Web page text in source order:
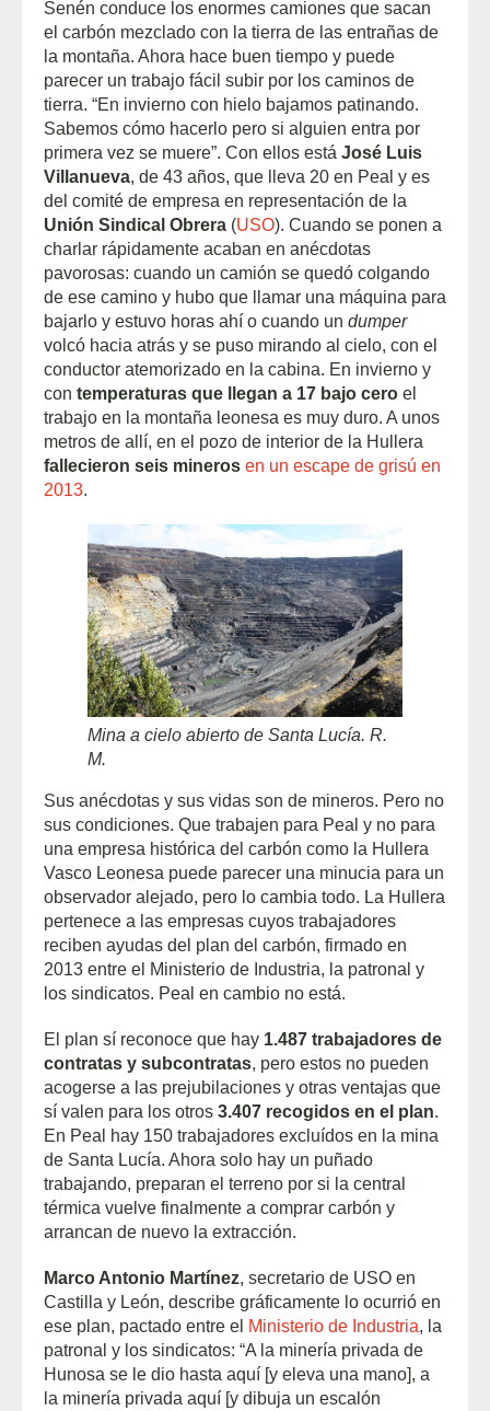
Senén conduce los enormes camiones que sacan
el carbón mezclado con la tierra de las entrañas de
la montaña. Ahora hace buen tiempo y puede
parecer un trabajo fácil subir por los caminos de
tierra. “En invierno con hielo bajamos patinando.
Sabemos cómo hacerlo pero si alguien entra por
primera vez se muere”. Con ellos está José Luis
Villanueva, de 43 años, que lleva 20 en Peal y es
del comité de empresa en representación de la
Unión Sindical Obrera (USO). Cuando se ponen a
charlar rápidamente acaban en anécdotas
pavorosas: cuando un camión se quedó colgando
de ese camino y hubo que llamar una máquina para
bajarlo y estuvo horas ahí o cuando un dumper
volcó hacia atrás y se puso mirando al cielo, con el
conductor atemorizado en la cabina. En invierno y
con temperaturas que llegan a 17 bajo cero el
trabajo en la montaña leonesa es muy duro. A unos
metros de allí, en el pozo de interior de la Hullera
fallecieron seis mineros en un escape de grisú en
2013.
Mina a cielo abierto de Santa Lucía. R.
M.
Sus anécdotas y sus vidas son de mineros. Pero no
sus condiciones. Que trabajen para Peal y no para
una empresa histórica del carbón como la Hullera
Vasco Leonesa puede parecer una minucia para un
observador alejado, pero lo cambia todo. La Hullera
pertenece a las empresas cuyos trabajadores
reciben ayudas del plan del carbón, firmado en
2013 entre el Ministerio de Industria, la patronal y
los sindicatos. Peal en cambio no está.
El plan sí reconoce que hay 1.487 trabajadores de
contratas y subcontratas, pero estos no pueden
acogerse a las prejubilaciones y otras ventajas que
sí valen para los otros 3.407 recogidos en el plan.
En Peal hay 150 trabajadores excluídos en la mina
de Santa Lucía. Ahora solo hay un puñado
trabajando, preparan el terreno por si la central
térmica vuelve finalmente a comprar carbón y
arrancan de nuevo la extracción.
Marco Antonio Martínez, secretario de USO en
Castilla y León, describe gráficamente lo ocurrió en
ese plan, pactado entre el Ministerio de Industria, la
patronal y los sindicatos: “A la minería privada de
Hunosa se le dio hasta aquí [y eleva una mano], a
la minería privada aquí [y dibuja un escalón